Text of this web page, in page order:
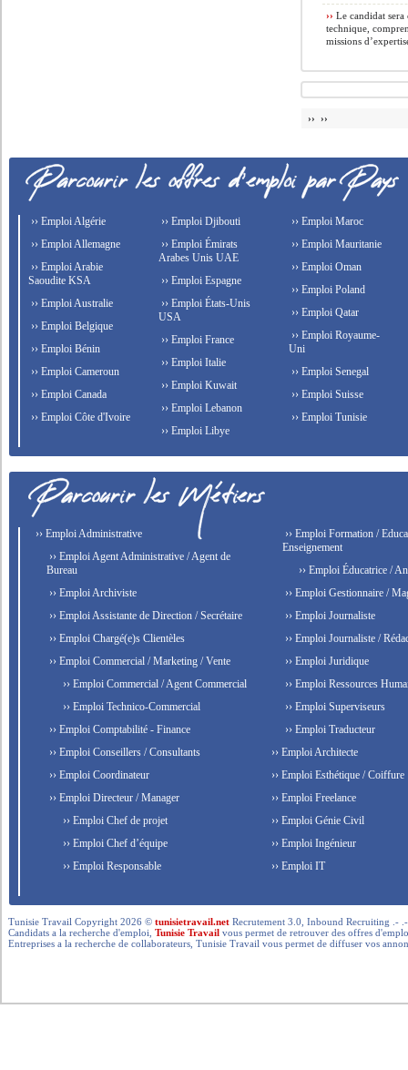
›› Le candidat sera
technique,
missions
›› ››
›› Emploi Algérie
›› Emploi Allemagne
›› Emploi Arabie
Saoudite KSA
›› Emploi Australie
›› Emploi Belgique
›› Emploi Bénin
›› Emploi Cameroun
›› Emploi Canada
›› Emploi Côte d'Ivoire
›› Emploi Djibouti
›› Emploi Émirats
Arabes Unis UAE
›› Emploi Espagne
›› Emploi États-Unis
USA
›› Emploi France
›› Emploi Italie
›› Emploi Kuwait
›› Emploi Lebanon
›› Emploi Libye
›› Emploi Maroc
›› Emploi Mauritanie
›› Emploi Oman
›› Emploi Poland
›› Emploi Qatar
›› Emploi Royaume-
Uni
›› Emploi Senegal
›› Emploi Suisse
›› Emploi Tunisie
›› Emploi Administrative
›› Emploi Agent Administrative / Agent de
Bureau
›› Emploi Archiviste
›› Emploi Assistante de Direction / Secrétaire
›› Emploi Chargé(e)s Clientèles
›› Emploi Commercial / Marketing / Vente
›› Emploi Commercial / Agent Commercial
›› Emploi Technico-Commercial
›› Emploi Comptabilité - Finance
›› Emploi Conseillers / Consultants
›› Emploi Coordinateur
›› Emploi Directeur / Manager
›› Emploi Chef de projet
›› Emploi Chef d’équipe
›› Emploi Responsable
›› Emploi Formation /
Enseignement
›› Emploi Éducatrice /
›› Emploi Gestionnaire /
›› Emploi Journaliste
›› Emploi Journaliste /
›› Emploi Juridique
›› Emploi Ressources
›› Emploi Superviseurs
›› Emploi Traducteur
›› Emploi Architecte
›› Emploi Esthétique / Coiffure
›› Emploi Freelance
›› Emploi Génie Civil
›› Emploi Ingénieur
›› Emploi IT
Tunisie Travail Copyright 2026 ©tunisietravail.net Recrutement 3.0, Inbound Recruiting .-
Candidats a la recherche d'emploi,Tunisie Travail vous permet de retrouver des offres
Entreprises a la recherche de collaborateurs, Tunisie Travail vous permet de diffuser vos